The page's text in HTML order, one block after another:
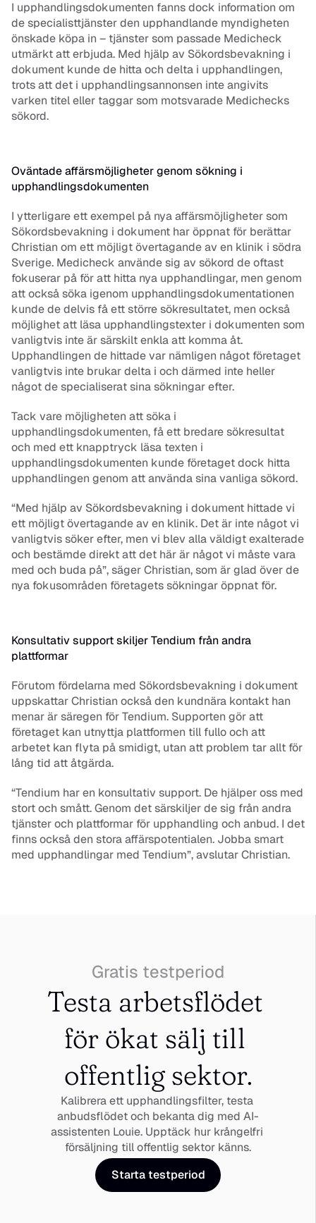
I upphandlingsdokumenten fanns dock information om
de specialisttjänster den upphandlande myndigheten
önskade köpa in – tjänster som passade Medicheck
utmärkt att erbjuda. Med hjälp av Sökordsbevakning i
dokument kunde de hitta och delta i upphandlingen,
trots att det i upphandlingsannonsen inte angivits
varken titel eller taggar som motsvarade Medichecks
sökord.
Oväntade affärsmöjligheter genom sökning i
upphandlingsdokumenten
I ytterligare ett exempel på nya affärsmöjligheter som
Sökordsbevakning i dokument har öppnat för berättar
Christian om ett möjligt övertagande av en klinik i södra
Sverige. Medicheck använde sig av sökord de oftast
fokuserar på för att hitta nya upphandlingar, men genom
att också söka igenom upphandlingsdokumentationen
kunde de delvis få ett större sökresultatet, men också
möjlighet att läsa upphandlingstexter i dokumenten som
vanligtvis inte är särskilt enkla att komma åt.
Upphandlingen de hittade var nämligen något företaget
vanligtvis inte brukar delta i och därmed inte heller
något de specialiserat sina sökningar efter.
Tack vare möjligheten att söka i
upphandlingsdokumenten, få ett bredare sökresultat
och med ett knapptryck läsa texten i
upphandlingsdokumenten kunde företaget dock hitta
upphandlingen genom att använda sina vanliga sökord.
“Med hjälp av Sökordsbevakning i dokument hittade vi
ett möjligt övertagande av en klinik. Det är inte något vi
vanligtvis söker efter, men vi blev alla väldigt exalterade
och bestämde direkt att det här är något vi måste vara
med och buda på”, säger Christian, som är glad över de
nya fokusområden företagets sökningar öppnat för.
Konsultativ support skiljer Tendium från andra
plattformar
Förutom fördelarna med Sökordsbevakning i dokument
uppskattar Christian också den kundnära kontakt han
menar är säregen för Tendium. Supporten gör att
företaget kan utnyttja plattformen till fullo och att
arbetet kan flyta på smidigt, utan att problem tar allt för
lång tid att åtgärda.
“Tendium har en konsultativ support. De hjälper oss med
stort och smått. Genom det särskiljer de sig från andra
tjänster och plattformar för upphandling och anbud. I det
finns också den stora affärspotentialen. Jobba smart
med upphandlingar med Tendium”, avslutar Christian.
Gratis testperiod
Testa arbetsflödet
för ökat sälj till
offentlig sektor.
Kalibrera ett upphandlingsfilter, testa
anbudsflödet och bekanta dig med AI-
assistenten Louie. Upptäck hur krångelfri
försäljning till offentlig sektor känns.
Starta testperiod